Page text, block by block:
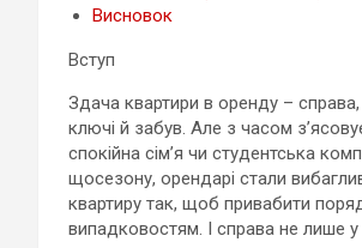
Висновок
Вступ
Здача квартири в оренду –
ключі й забув. Але з часом
спокійна сім’я чи студентська
щосезону, орендарі стали
квартиру так, щоб привабити
випадковостям. І справа не лише у